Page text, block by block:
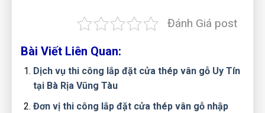
Đánh Giá post
Bài Viết Liên Quan:
Dịch vụ thi công lắp đặt cửa thép vân gỗ Uy Tín
tại Bà Rịa Vũng Tàu
Đơn vị thi công lắp đặt cửa thép vân gỗ nhập